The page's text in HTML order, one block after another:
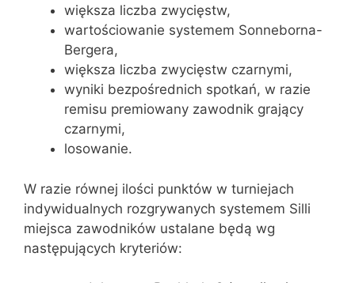
większa liczba zwycięstw,
wartościowanie systemem Sonneborna-
Bergera,
większa liczba zwycięstw czarnymi,
wyniki bezpośrednich spotkań, w razie
remisu premiowany zawodnik grający
czarnymi,
losowanie.
W razie równej ilości punktów w turniejach
indywidualnych rozgrywanych systemem Silli
miejsca zawodników ustalane będą wg
następujących kryteriów: